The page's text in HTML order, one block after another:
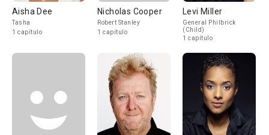
Aisha Dee
Tasha
1 capítulo
Nicholas Cooper
Robert Stanley
1 capítulo
Levi Miller
General Philbrick
(Child)
1 capítulo